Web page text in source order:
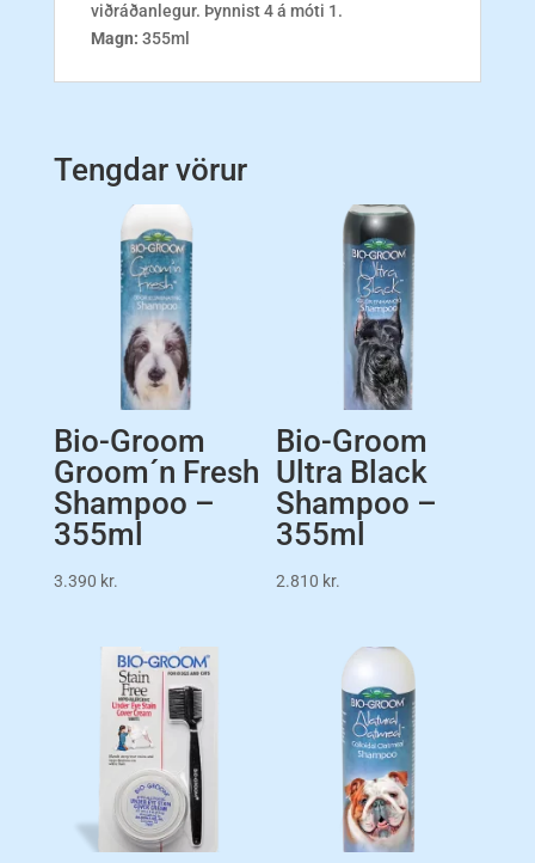
viðráðanlegur. Þynnist 4 á móti 1.
Magn: 355ml
Tengdar vörur
Bio-Groom
Groom´n Fresh
Shampoo –
355ml
3.390 kr.
Bio-Groom
Ultra Black
Shampoo –
355ml
2.810 kr.